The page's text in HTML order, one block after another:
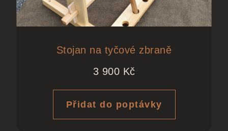
Stojan na tyčové zbraně
3 900 Kč
Přidat do poptávky